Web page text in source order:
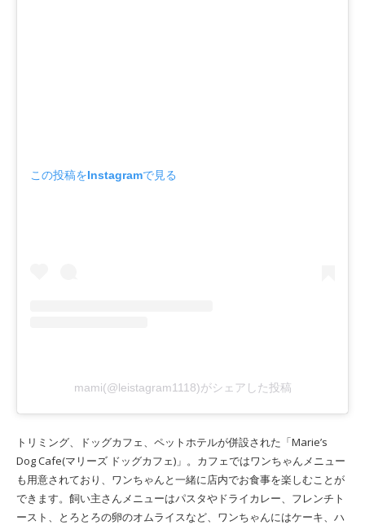
この投稿をInstagramで見る
mami(@leistagram1118)がシェアした投稿
トリミング、ドッグカフェ、ペットホテルが併設された「Marie’s
Dog Cafe(マリーズ ドッグカフェ)」。カフェではワンちゃんメニュー
も用意されており、ワンちゃんと一緒に店内でお食事を楽しむことが
できます。飼い主さんメニューはパスタやドライカレー、フレンチト
ースト、とろとろの卵のオムライスなど、ワンちゃんにはケーキ、ハ